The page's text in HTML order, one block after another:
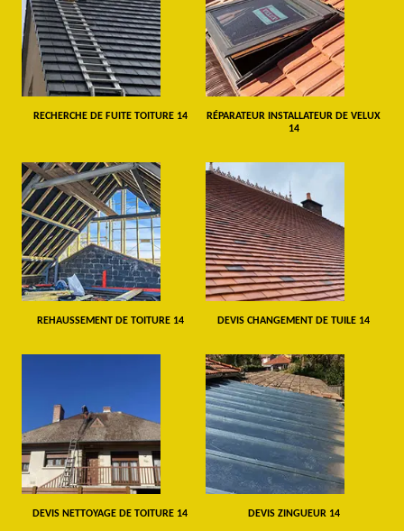
RECHERCHE DE FUITE TOITURE 14
RÉPARATEUR INSTALLATEUR DE VELUX
14
REHAUSSEMENT DE TOITURE 14 DEVIS CHANGEMENT DE TUILE 14
DEVIS NETTOYAGE DE TOITURE 14 DEVIS ZINGUEUR 14